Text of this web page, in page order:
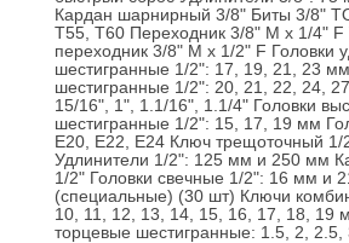
Кардан шарнирный 3/8" Биты 3/8"
T55, T60 Переходник 3/8" M x 1/4" F
переходник 3/8" M x 1/2" F Головки
шестигранные 1/2": 17, 19, 21, 23
шестигранные 1/2": 20, 21, 22, 24,
15/16", 1", 1.1/16", 1.1/4" Головки
шестигранные 1/2": 15, 17, 19 мм
E20, E22, E24 Ключ трещоточный 1/
Удлинители 1/2": 125 мм и 250 мм
1/2" Головки свечные 1/2": 16 мм и
(специальные) (30 шт) Ключи
10, 11, 12, 13, 14, 15, 16, 17, 18, 19
торцевые шестигранные: 1.5, 2,